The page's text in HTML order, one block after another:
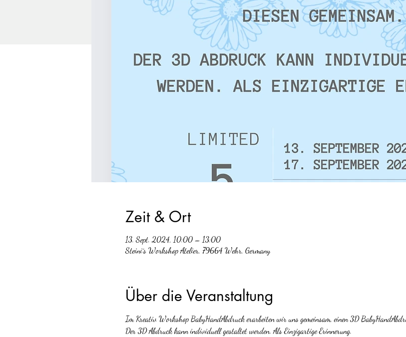
Zeit & Ort
13. Sept. 2024, 10:00 – 13:00
Steini´s Workshop Atelier, 79664 Wehr, Germany
Über die Veranstaltung
Im Kreativ Workshop BabyHandAbdruck erarbeiten wir uns gemeinsam, einen 3D
Der 3D Abdruck kann individuell gestaltet werden. Als Einzigartige Erinnerung.